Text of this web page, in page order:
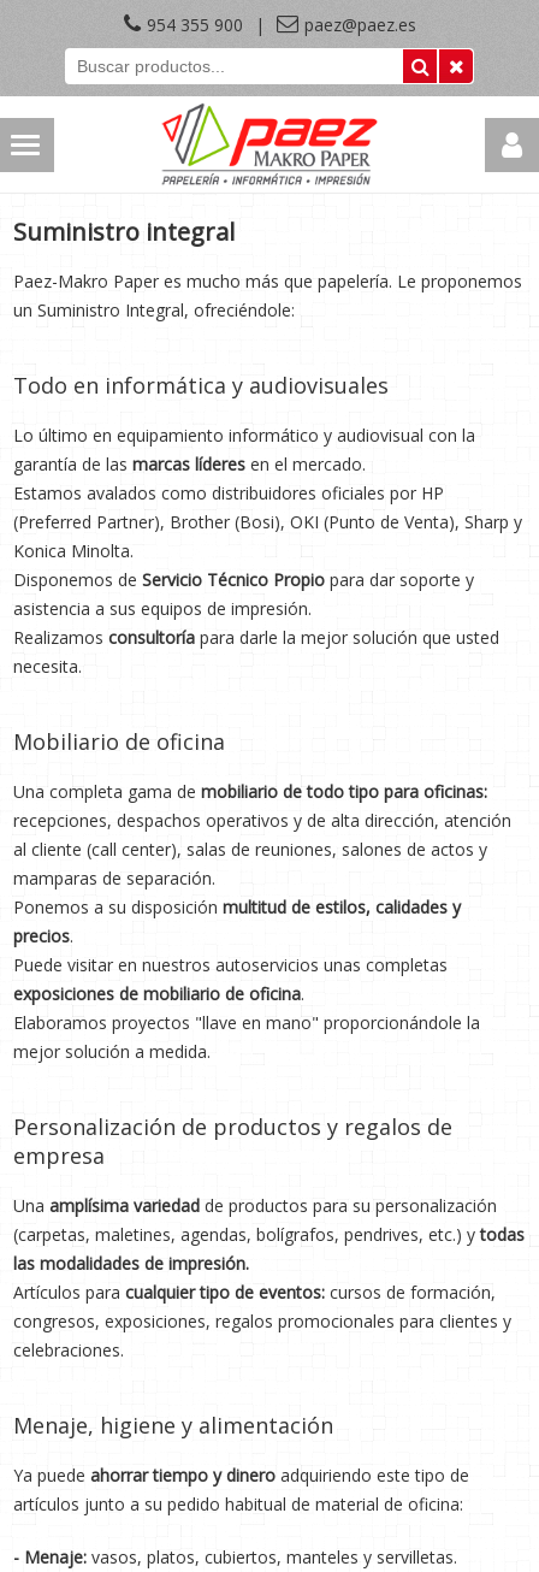
954 355 900 | paez@paez.es
Suministro integral
Paez-Makro Paper es mucho más que papelería. Le proponemos
un Suministro Integral, ofreciéndole:
Todo en informática y audiovisuales
Lo último en equipamiento informático y audiovisual con la
garantía de lasmarcas líderes en el mercado.
Estamos avalados como distribuidores oficiales por HP
(Preferred Partner), Brother (Bosi), OKI (Punto de Venta), Sharp y
Konica Minolta.
Disponemos deServicio Técnico Propio para dar soporte y
asistencia a sus equipos de impresión.
Realizamosconsultoría para darle la mejor solución que usted
necesita.
Mobiliario de oficina
Una completa gama demobiliario de todo tipo para oficinas:
recepciones, despachos operativos y de alta dirección, atención
al cliente (call center), salas de reuniones, salones de actos y
mamparas de separación.
Ponemos a su disposiciónmultitud de estilos, calidades y
precios.
Puede visitar en nuestros autoservicios unas completas
exposiciones de mobiliario de oficina.
Elaboramos proyectos "llave en mano" proporcionándole la
mejor solución a medida.
Personalización de productos y regalos de
empresa
Unaamplísima variedad de productos para su personalización
(carpetas, maletines, agendas, bolígrafos, pendrives, etc.) ytodas
las modalidades de impresión.
Artículos paracualquier tipo de eventos: cursos de formación,
congresos, exposiciones, regalos promocionales para clientes y
celebraciones.
Menaje, higiene y alimentación
Ya puedeahorrar tiempo y dinero adquiriendo este tipo de
artículos junto a su pedido habitual de material de oficina:
- Menaje: vasos, platos, cubiertos, manteles y servilletas.